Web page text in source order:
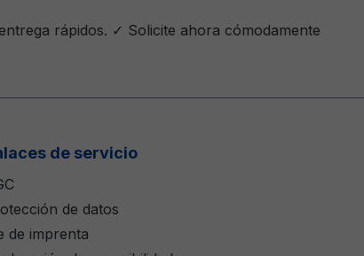
rápidos. ✓ Solicite ahora cómodamente
de servicio
de datos
de imprenta